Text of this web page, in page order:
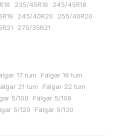
·235/45R18 ·245/45R18 ·
·245/40R20 ·255/40R20 ·
·275/35R21
17 tum ·Fälgar 18 tum ·
21 tum ·Fälgar 22 tum ·
5/100 ·Fälgar 5/108 ·
5/120 ·Fälgar 5/130